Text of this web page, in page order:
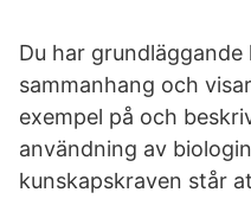
Du har
sammanhang och
exempel på och
användning av
kunskapskraven står